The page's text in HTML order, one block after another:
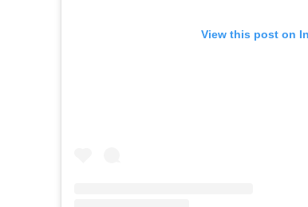
View this post on